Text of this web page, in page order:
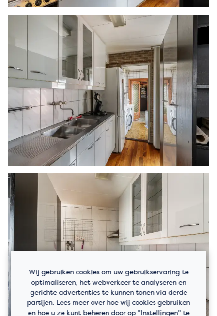
Wij gebruiken cookies om uw gebruikservaring te
optimaliseren, het webverkeer te analyseren en
gerichte advertenties te kunnen tonen via derde
partijen. Lees meer over hoe wij cookies gebruiken
en hoe u ze kunt beheren door op "Instellingen" te